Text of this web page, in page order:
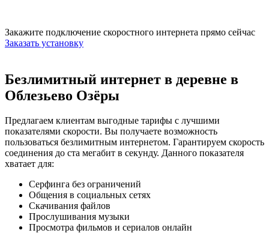
Закажите подключение скоростного интернета прямо сейчас
Заказать установку
Безлимитный интернет в деревне в
Облезьево Озёры
Предлагаем клиентам выгодные тарифы с лучшими
показателями скорости. Вы получаете возможность
пользоваться безлимитным интернетом. Гарантируем скорость
соединения до ста мегабит в секунду. Данного показателя
хватает для:
Серфинга без ограничений
Общения в социальных сетях
Скачивания файлов
Прослушивания музыки
Просмотра фильмов и сериалов онлайн